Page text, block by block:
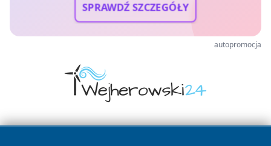
SPRAWDŹ SZCZEGÓŁY
autopromocja